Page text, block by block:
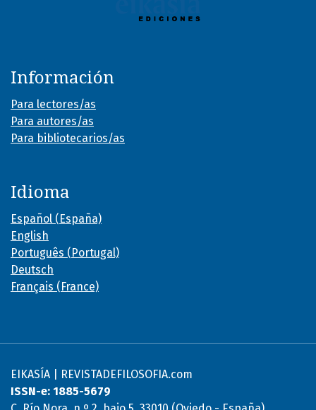
Información
Para lectores/as
Para autores/as
Para bibliotecarios/as
Idioma
Español (España)
English
Português (Portugal)
Deutsch
Français (France)
EIKASÍA | REVISTADEFILOSOFIA.com
ISSN-e: 1885-5679